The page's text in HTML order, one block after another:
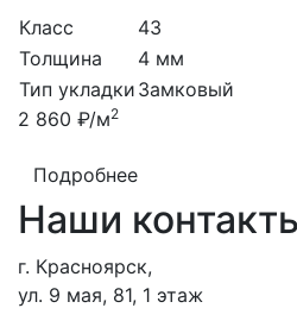
Класс
43
Толщина
4 мм
Тип укладки Замковый
2 860 ₽/м2
Подробнее
Наши
г. Красноярск,
ул. 9 мая, 81, 1 этаж